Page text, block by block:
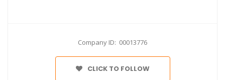
Company ID: 00013776
CLICK TO FOLLOW